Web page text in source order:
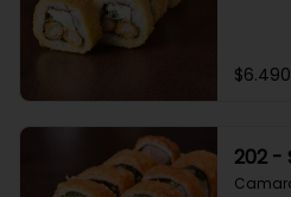
$6.490
202 -